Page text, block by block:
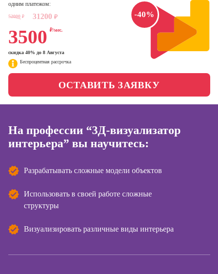
Школа бизнеса и
управления
Фотошкола
Менеджер по
маркетингу в
социальных
сетях (SMM-
менеджер)
Специалист по
таргетингу
Курсы по
оптимизации
сайтов)
-40%
одним платежом:
52000 ₽ 31200 ₽
3500 ₽/мес.
скидка 40% до 8 Августа
Беспроцентная рассрочка
ОСТАВИТЬ ЗАЯВКУ
На профессии “3Д-визуализатор
интерьера” вы научитесь:
Разрабатывать сложные модели объектов
Использовать в своей работе сложные
структуры
Визуализировать различные виды интерьера